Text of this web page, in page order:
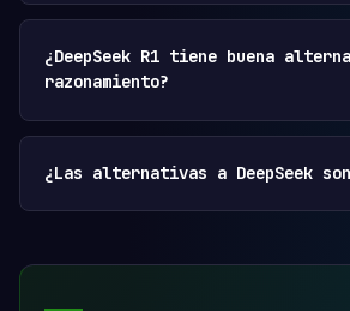
¿DeepSeek R1 tiene buena
razonamiento?
¿Las alternativas a DeepSeek